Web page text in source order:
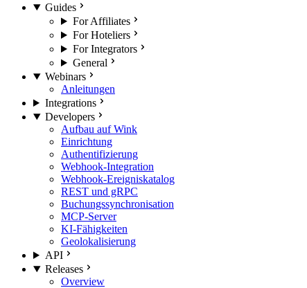
Guides
For Affiliates
For Hoteliers
For Integrators
General
Webinars
Anleitungen
Integrations
Developers
Aufbau auf Wink
Einrichtung
Authentifizierung
Webhook-Integration
Webhook-Ereigniskatalog
REST und gRPC
Buchungssynchronisation
MCP-Server
KI-Fähigkeiten
Geolokalisierung
API
Releases
Overview